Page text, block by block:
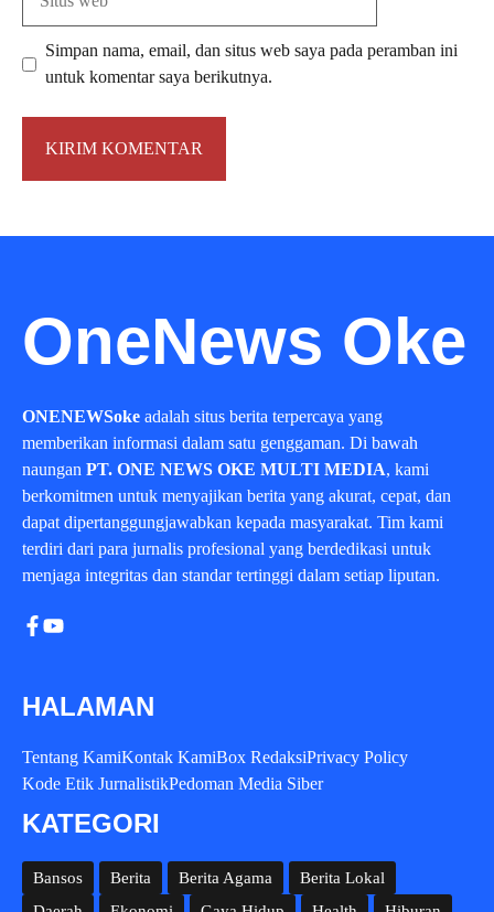
Simpan nama, email, dan situs web saya pada peramban ini
untuk komentar saya berikutnya.
OneNews Oke
ONENEWSoke adalah situs berita terpercaya yang
memberikan informasi dalam satu genggaman. Di bawah
naungan PT. ONE NEWS OKE MULTI MEDIA, kami
berkomitmen untuk menyajikan berita yang akurat, cepat, dan
dapat dipertanggungjawabkan kepada masyarakat. Tim kami
terdiri dari para jurnalis profesional yang berdedikasi untuk
menjaga integritas dan standar tertinggi dalam setiap liputan.
HALAMAN
Tentang KamiKontak KamiBox RedaksiPrivacy Policy
Kode Etik JurnalistikPedoman Media Siber
KATEGORI
Bansos Berita Berita Agama
Berita Lokal